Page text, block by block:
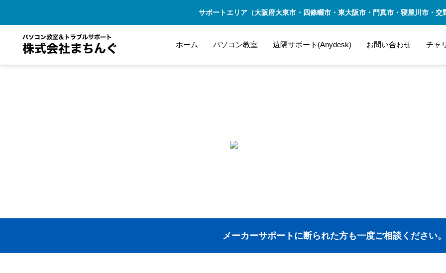
サポートエリア（大阪府大東市・四條畷市・東大阪市・門真市・寝屋川市・交
ホーム パソコン教室 遠隔サポート(Anydesk) お問い合わせ チャ
メーカーサポートに断られた方も一度ご相談ください。